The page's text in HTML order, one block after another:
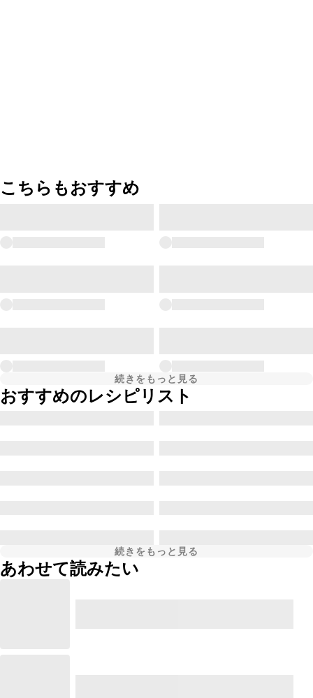
こちらもおすすめ
続きをもっと見る
おすすめのレシピリスト
続きをもっと見る
あわせて読みたい